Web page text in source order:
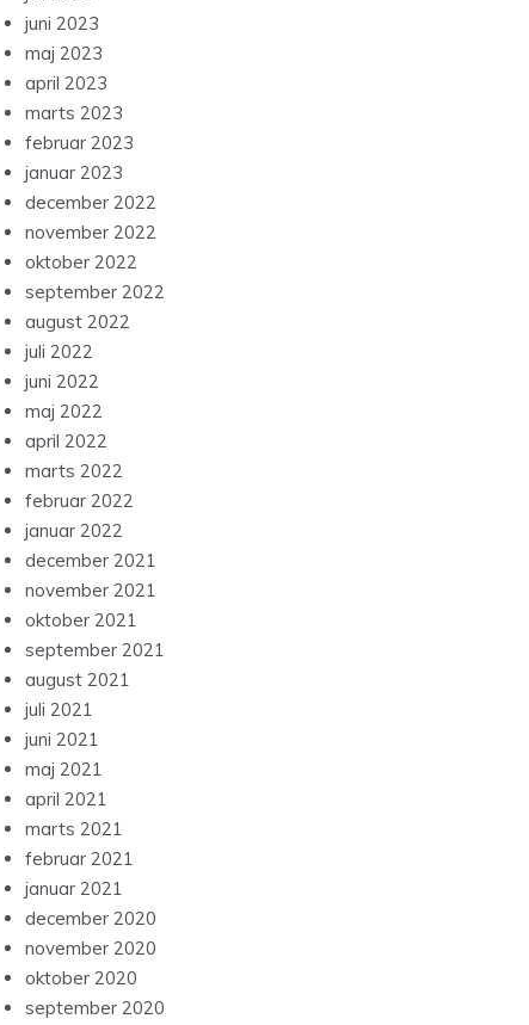
juni 2023
maj 2023
april 2023
marts 2023
februar 2023
januar 2023
december 2022
november 2022
oktober 2022
september 2022
august 2022
juli 2022
juni 2022
maj 2022
april 2022
marts 2022
februar 2022
januar 2022
december 2021
november 2021
oktober 2021
september 2021
august 2021
juli 2021
juni 2021
maj 2021
april 2021
marts 2021
februar 2021
januar 2021
december 2020
november 2020
oktober 2020
september 2020